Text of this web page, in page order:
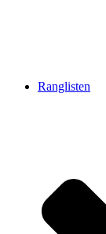
Ranglisten